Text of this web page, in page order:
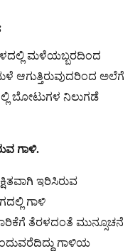
ಮಳೆಯಬ್ಬರದಿಂದ
ಆಗುತ್ತಿರುವುದರಿಂದ ಅಲೆಗೆ
ಬೋಟುಗಳ ನಿಲುಗಡೆ
ಗಾಳಿ.
ಇರಿಸಿರುವ
ಗಾಳಿ
ತೆರಳದಂತೆ ಮುನ್ಸೂಚನೆ
ಗಾಳಿಯ